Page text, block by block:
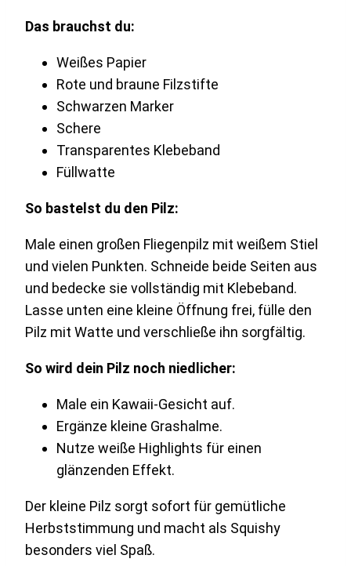
Das brauchst du:
Weißes Papier
Rote und braune Filzstifte
Schwarzen Marker
Schere
Transparentes Klebeband
Füllwatte
So bastelst du den Pilz:
Male einen großen Fliegenpilz mit weißem Stiel
und vielen Punkten. Schneide beide Seiten aus
und bedecke sie vollständig mit Klebeband.
Lasse unten eine kleine Öffnung frei, fülle den
Pilz mit Watte und verschließe ihn sorgfältig.
So wird dein Pilz noch niedlicher:
Male ein Kawaii-Gesicht auf.
Ergänze kleine Grashalme.
Nutze weiße Highlights für einen
glänzenden Effekt.
Der kleine Pilz sorgt sofort für gemütliche
Herbststimmung und macht als Squishy
besonders viel Spaß.